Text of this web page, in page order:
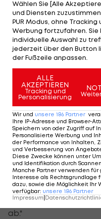
leicht angestellt,
hätte. Den Rest muss
Schwarz vermisst
Während es für
diesen Spielen war,
weitere Bewerbe vor
gesetzten Super-G
14. Rang (+1,36).
Auch Schwarz war
Fahrt, wobei ihm die
kam: "Ich hab die
gesucht. Es ist schon
geht mir vielleicht ein
ab."
Wählen Sie [Alle
und Diensten
PUR Modus, ohne
Werbung fortzufahren.
individuelle Auswahl zu
jederzeit über den Button
der Fußzeile anpassen.
ALLE
AKZEPTIEREN
Tracking und
Personalisierung
Wir und unsere 186 Partner
Ihre IP-Adresse und Browser-
Speichern von oder Zugriff auf
Personalisierte Werbung und
der Performance von Inhalten,
und Verbesserung von
Diese Zwecke können unter
und Identifikation durch
Manche Partner verwenden
Interesse als Rechtsgrundlage
dazu, sowie die Möglichkeit Ihr
verfügbar: unsere 186 Partner
Impressum|